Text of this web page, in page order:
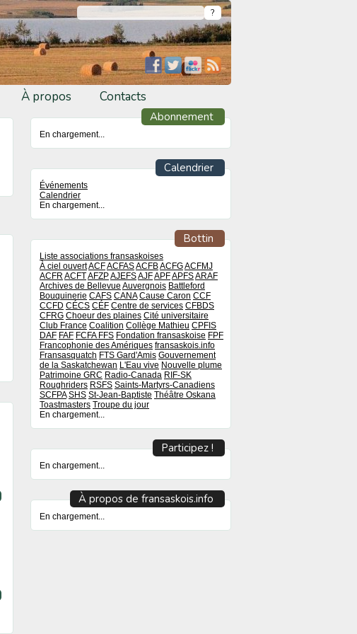
À propos Contacts
Abonnement
En chargement...
Calendrier
Événements
Calendrier
En chargement...
Bottin
Liste associations fransaskoises
À ciel ouvertACFACFASACFBACFGACFMJ
ACFR ACFTAFZPAJEFSAJFAPFAPFSARAF
Archives de Bellevue Auvergnois Battleford
Bouquinerie CAFS CANA Cause Caron CCF
CCFD CÉCS CÉF Centre de services CFBDS
CFRG Choeur des plaines Cité universitaire
Club France Coalition Collège Mathieu CPFIS
DAF FAF FCFA FFS Fondation fransaskoise FPF
Francophonie des Amériques fransaskois.info
Fransasquatch FTS Gard'Amis Gouvernement
de la Saskatchewan L'Eau vive Nouvelle plume
Patrimoine GRC Radio-Canada RIF-SK
Roughriders RSFS Saints-Martyrs-Canadiens
SCFPA SHS St-Jean-Baptiste Théâtre Oskana
Toastmasters Troupe du jour
En chargement...
Participez !
En chargement...
À propos de fransaskois.info
En chargement...